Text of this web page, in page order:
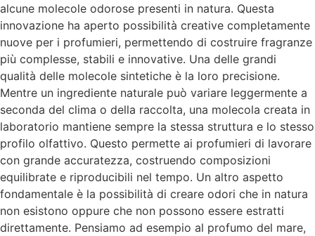
alcune molecole odorose presenti in natura. Questa
innovazione ha aperto possibilità creative completamente
nuove per i profumieri, permettendo di costruire fragranze
più complesse, stabili e innovative. Una delle grandi
qualità delle molecole sintetiche è la loro precisione.
Mentre un ingrediente naturale può variare leggermente a
seconda del clima o della raccolta, una molecola creata in
laboratorio mantiene sempre la stessa struttura e lo stesso
profilo olfattivo. Questo permette ai profumieri di lavorare
con grande accuratezza, costruendo composizioni
equilibrate e riproducibili nel tempo. Un altro aspetto
fondamentale è la possibilità di creare odori che in natura
non esistono oppure che non possono essere estratti
direttamente. Pensiamo ad esempio al profumo del mare,